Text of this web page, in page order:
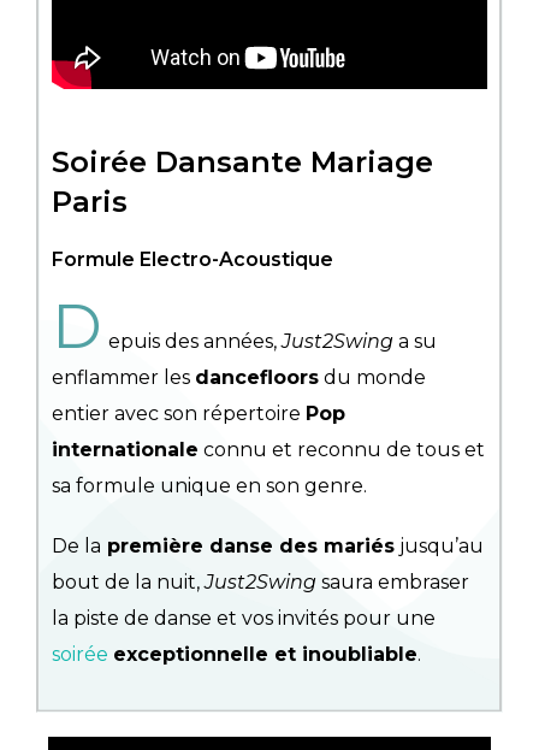
Soirée Dansante Mariage
Paris
Formule Electro-Acoustique
D epuis des années,Just2Swing a su
enflammer les dancefloors du monde
entier avec son répertoire Pop
internationale connu et reconnu de tous et
sa formule unique en son genre.
De la première danse des mariés jusqu’au
bout de la nuit,Just2Swing saura embraser
la piste de danse et vos invités pour une
soirée exceptionnelle et inoubliable.